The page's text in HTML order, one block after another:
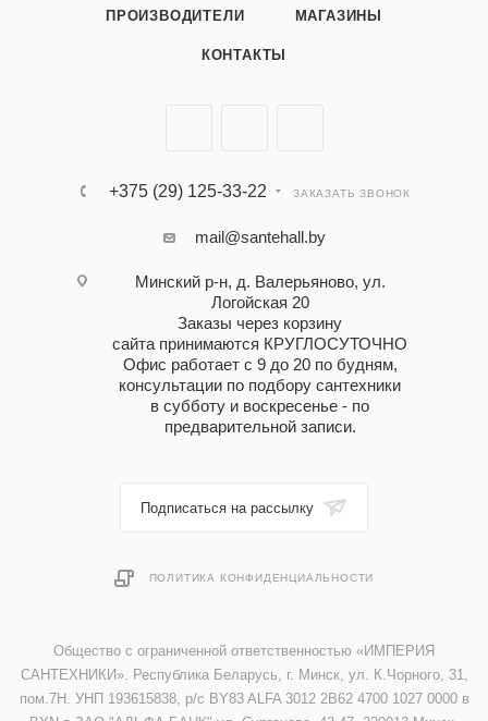
ПРОИЗВОДИТЕЛИ МАГАЗИНЫ
КОНТАКТЫ
+375 (29) 125-33-22 ЗАКАЗАТЬ ЗВОНОК
mail@santehall.by
Минский р-н, д. Валерьяново, ул.
Логойская 20
Заказы через корзину
сайта принимаются КРУГЛОСУТОЧНО
Офис работает с 9 до 20 по будням,
консультации по подбору сантехники
в субботу и воскресенье - по
предварительной записи.
Подписаться на рассылку
ПОЛИТИКА КОНФИДЕНЦИАЛЬНОСТИ
Общество с ограниченной ответственностью «ИМПЕРИЯ
САНТЕХНИКИ». Республика Беларусь, г. Минск, ул. К.Чорного, 31,
пом.7Н. УНП 193615838, р/с BY83 ALFA 3012 2B62 4700 1027 0000 в